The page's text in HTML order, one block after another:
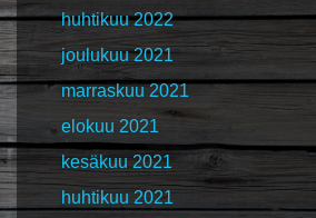
huhtikuu 2022
joulukuu 2021
marraskuu 2021
elokuu 2021
kesäkuu 2021
huhtikuu 2021